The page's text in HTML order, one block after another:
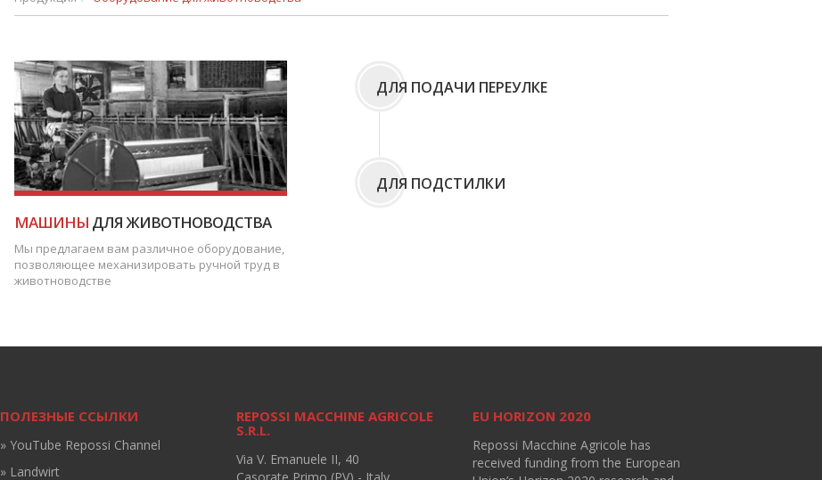
МАШИНЫ ДЛЯ ЖИВОТНОВОДСТВА
Мы предлагаем вам различное оборудование,
позволяющее механизировать ручной труд в
животноводстве
ДЛЯ ПОДАЧИ ПЕРЕУЛКЕ
ДЛЯ ПОДСТИЛКИ
ПОЛЕЗНЫЕ ССЫЛКИ
» YouTube Repossi Channel
» Landwirt
REPOSSI MACCHINE AGRICOLE
S.R.L.
Via V. Emanuele II, 40
EU HORIZON 2020
Repossi Macchine Agricole has
received funding from the European